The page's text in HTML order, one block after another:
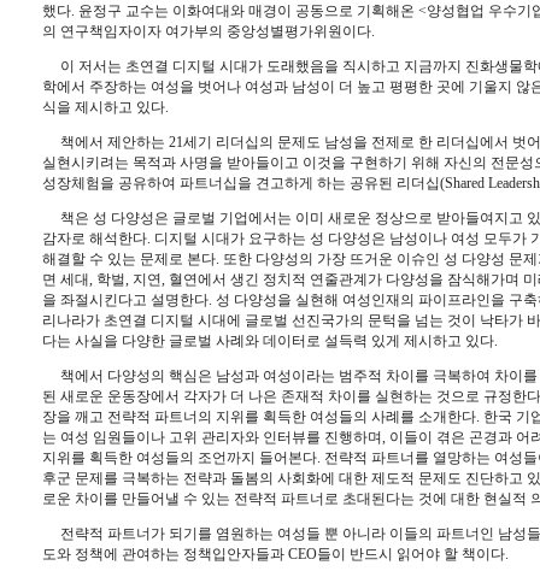
했다 윤정구 교수는 이화여대와 매경이 공동으로 기획해온 <양성협업 우수기
의 연구책임자이자 여가부의 중앙성별평가위원이다
이 저서는 초연결 디지털 시대가 도래했음을 직시하고 지금까지 진화생물
학에서 주장하는 여성을 벗어나 여성과 남성이 더 높고 평평한 곳에 기울지 않
식을 제시하고 있다
책에서 제안하는 21세기 리더십의 문제도 남성을 전제로 한 리더십에서 벗
실현시키려는 목적과 사명을 받아들이고 이것을 구현하기 위해 자신의 전문
성장체험을 공유하여 파트너십을 견고하게 하는 공유된 리더십(Shared
책은 성 다양성은 글로벌 기업에서는 이미 새로운 정상으로 받아들여지고
감자로 해석한다 디지털 시대가 요구하는 성 다양성은 남성이나 여성 모두가
해결할 수 있는 문제로 본다 또한 다양성의 가장 뜨거운 이슈인 성 다양성 문
면 세대 학벌 지연 혈연에서 생긴 정치적 연줄관계가 다양성을 잠식해가며
을 좌절시킨다고 설명한다 성 다양성을 실현해 여성인재의 파이프라인을 구
리나라가 초연결 디지털 시대에 글로벌 선진국가의 문턱을 넘는 것이 낙타가
다는 사실을 다양한 글로벌 사례와 데이터로 설득력 있게 제시하고 있다
책에서 다양성의 핵심은 남성과 여성이라는 범주적 차이를 극복하여 차이
된 새로운 운동장에서 각자가 더 나은 존재적 차이를 실현하는 것으로 규정한다
장을 깨고 전략적 파트너의 지위를 획득한 여성들의 사례를 소개한다 한국 기
는 여성 임원들이나 고위 관리자와 인터뷰를 진행하며 이들이 겪은 곤경과 어
지위를 획득한 여성들의 조언까지 들어본다 전략적 파트너를 열망하는 여성
후군 문제를 극복하는 전략과 돌봄의 사회화에 대한 제도적 문제도 진단하고
로운 차이를 만들어낼 수 있는 전략적 파트너로 초대된다는 것에 대한 현실적
전략적 파트너가 되기를 염원하는 여성들 뿐 아니라 이들의 파트너인 남성들
도와 정책에 관여하는 정책입안자들과 CEO들이 반드시 읽어야 할 책이다